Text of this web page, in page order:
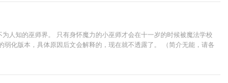
人知的巫师界。 只有身怀魔力的小巫师才会在十一岁的时候被魔法学校
化版本，具体原因后文会解释的，现在就不透露了。 （简介无能，请各